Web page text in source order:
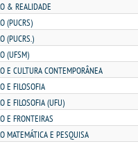
& REALIDADE
(PUCRS)
(PUCRS.)
(UFSM)
E CULTURA CONTEMPORÂNEA
E FILOSOFIA
E FILOSOFIA (UFU)
E FRONTEIRAS
MATEMÁTICA E PESQUISA